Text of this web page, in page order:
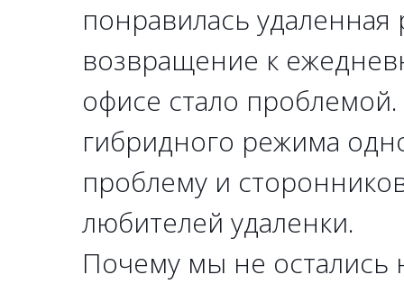
понравилась удаленная
возвращение к
офисе стало
гибридного режима
проблему и
любителей удаленки.
Почему мы не остались